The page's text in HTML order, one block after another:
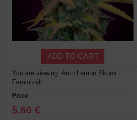
ADD TO CART
You are viewing: Auto Lemon Skunk
Feminizált
Price
5.60 €